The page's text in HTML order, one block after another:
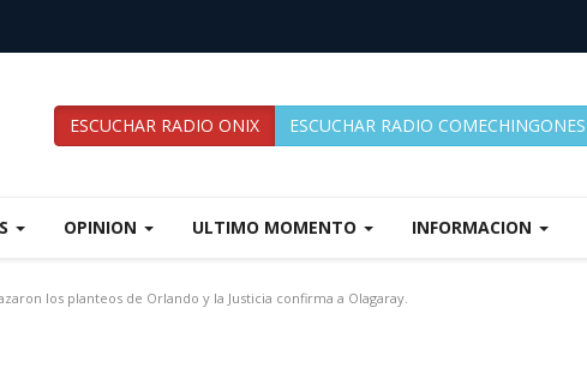
ESCUCHAR RADIO ONIX ESCUCHAR RADIO COMECHINGONES
OPINION ULTIMO MOMENTO INFORMACION
los planteos de Orlando y la Justicia confirma a Olagaray.